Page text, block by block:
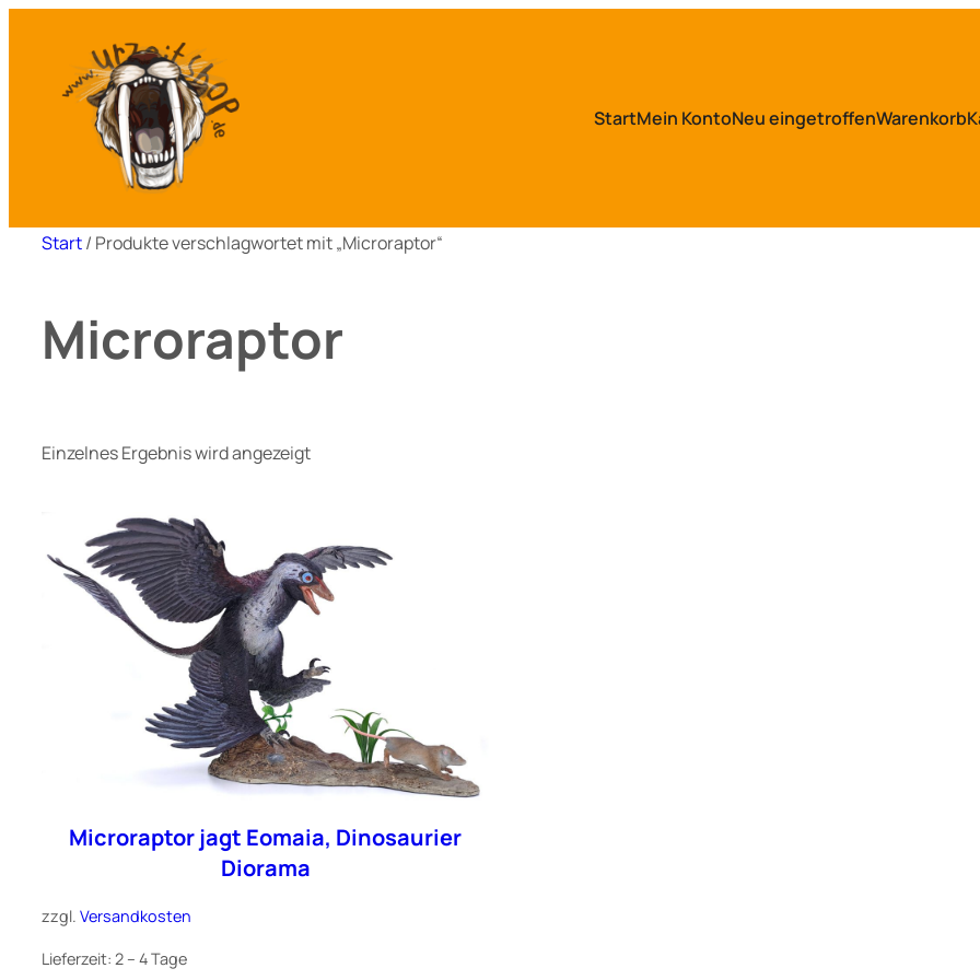
springen
StartMein KontoNeu eingetroffenWarenkorb
Start/ Produkte verschlagwortet mit „Microraptor“
Microraptor
Einzelnes Ergebnis wird angezeigt
Microraptor jagt Eomaia, Dinosaurier
Diorama
zzgl. Versandkosten
Lieferzeit: 2 – 4 Tage